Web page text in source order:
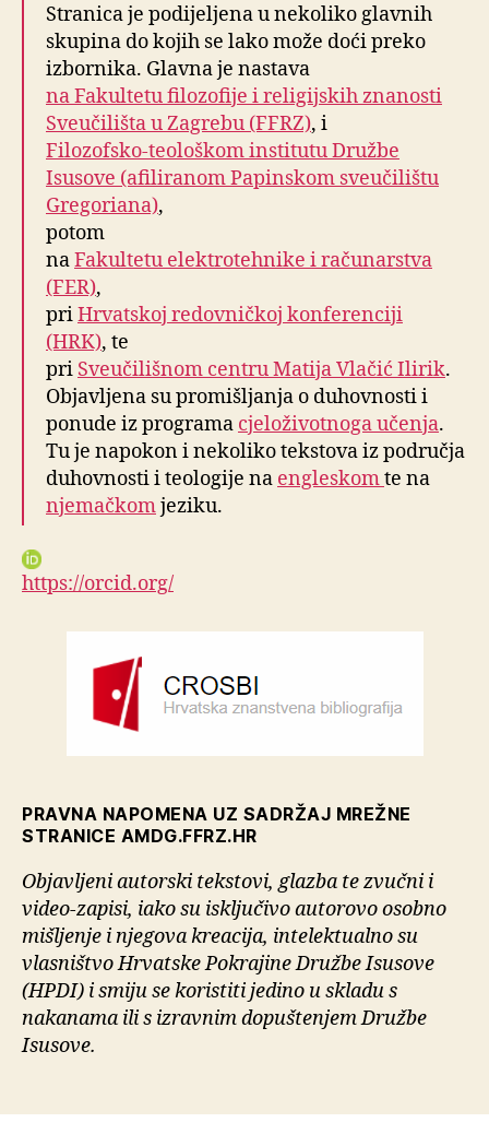
Stranica je podijeljena u nekoliko glavnih
skupina do kojih se lako može doći preko
izbornika. Glavna je nastava
na Fakultetu filozofije i religijskih znanosti
Sveučilišta u Zagrebu (FFRZ), i
Filozofsko-teološkom institutu Družbe
Isusove (afiliranom Papinskom sveučilištu
Gregoriana),
potom
naFakultetu elektrotehnike i računarstva
(FER),
priHrvatskoj redovničkoj konferenciji
(HRK), te
pri Sveučilišnom centru Matija Vlačić Ilirik.
Objavljena su promišljanja o duhovnosti i
ponude iz programa cjeloživotnoga učenja.
Tu je napokon i nekoliko tekstova iz područja
duhovnosti i teologije na engleskomte na
njemačkomjeziku.
https://orcid.org/
PRAVNA NAPOMENA UZ SADRŽAJ MREŽNE
STRANICE AMDG.FFRZ.HR
Objavljeni autorski tekstovi, glazba te zvučni i
video-zapisi, iako su isključivo autorovo osobno
mišljenje i njegova kreacija, intelektualno su
vlasništvo Hrvatske Pokrajine Družbe Isusove
(HPDI) i smiju se koristiti jedino u skladu s
nakanama ili s izravnim dopuštenjem Družbe
Isusove.